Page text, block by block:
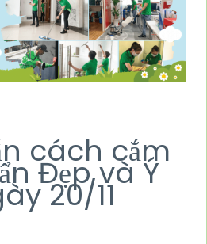
cách cắm
Đẹp và Ý
20/11